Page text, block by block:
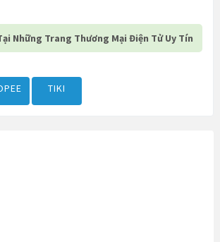
Những Trang Thương Mại Điện Tử Uy Tín
TIKI